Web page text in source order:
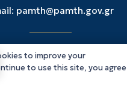
pamth@pamth.gov.gr
Υπηρεσίες Δράμας
Υπηρεσίες Καβάλας
to improve your
to use this site, you agree